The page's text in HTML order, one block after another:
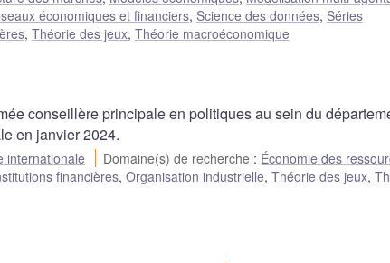
économiques et financiers, Science des données, Séries
, Théorie des jeux, Théorie macroéconomique
conseillère principale en politiques au sein du
en janvier 2024.
internationale Domaine(s) de recherche : Économie des
financières, Organisation industrielle, Théorie des jeux,